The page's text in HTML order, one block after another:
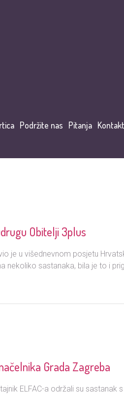
Podržite nas Pitanja Kontakt
Obitelji 3plus
je u višednevnom posjetu
nekoliko sastanaka, bila je to i
Grada Zagreba
ELFAC-a održali su sastanak